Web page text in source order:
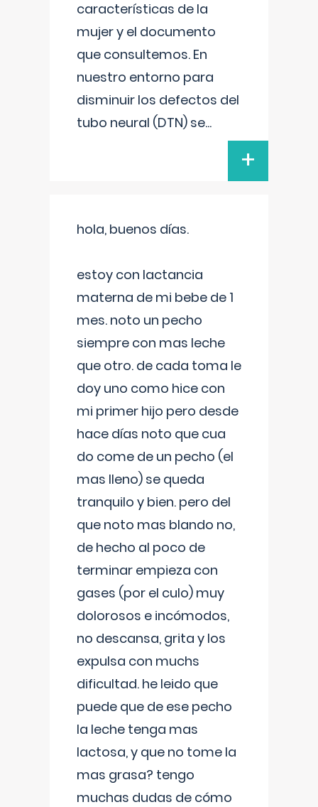
características de la
mujer y el documento
que consultemos. En
nuestro entorno para
disminuir los defectos del
tubo neural (DTN) se...
+
hola, buenos días.
estoy con lactancia
materna de mi bebe de 1
mes. noto un pecho
siempre con mas leche
que otro. de cada toma le
doy uno como hice con
mi primer hijo pero desde
hace días noto que cua
do come de un pecho (el
mas lleno) se queda
tranquilo y bien. pero del
que noto mas blando no,
de hecho al poco de
terminar empieza con
gases (por el culo) muy
dolorosos e incómodos,
no descansa, grita y los
expulsa con muchs
dificultad. he leido que
puede que de ese pecho
la leche tenga mas
lactosa, y que no tome la
mas grasa? tengo
muchas dudas de cómo